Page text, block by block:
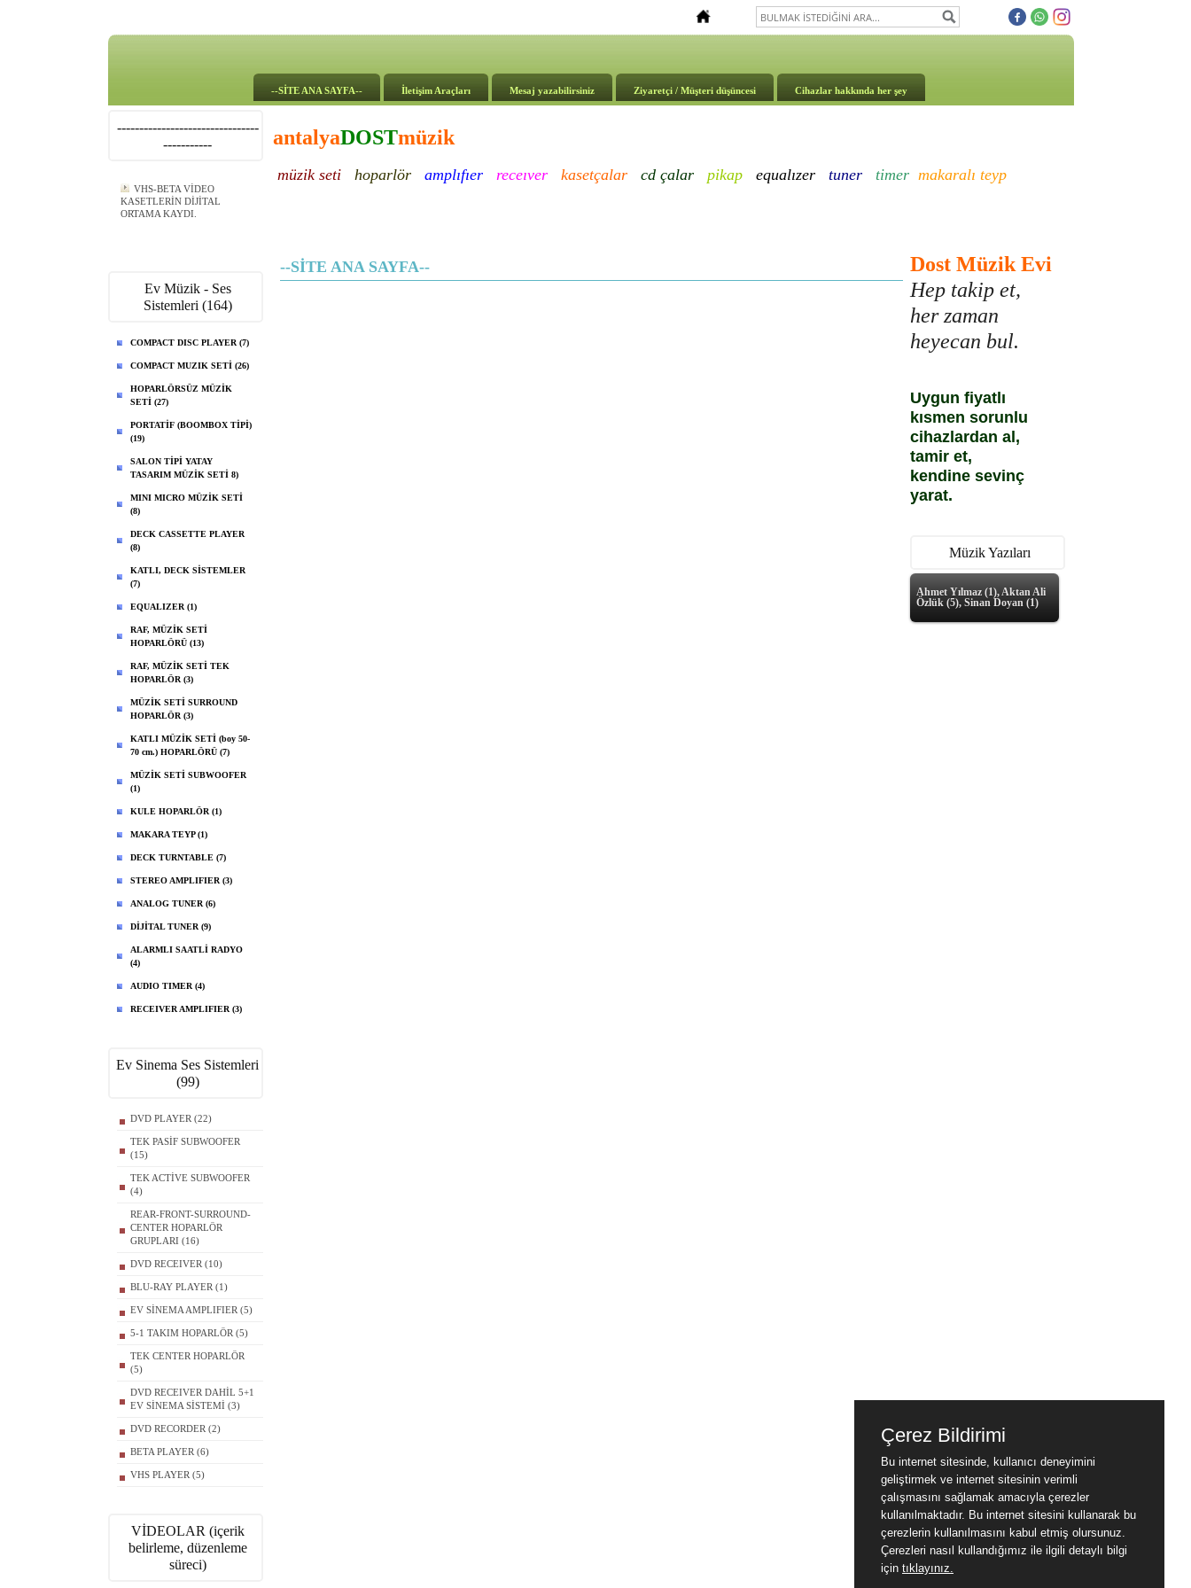
--SİTE ANA SAYFA-- İletişim Araçları Mesaj yazabilirsiniz Ziyaretçi / Müşteri düşüncesi Cihazlar hakkında her şey
--------------------------------
-----------
VHS-BETA VİDEO
KASETLERİN DİJİTAL
ORTAMA KAYDI.
Ev Müzik - Ses
Sistemleri (164)
COMPACT DISC PLAYER (7)
COMPACT MUZIK SETİ (26)
HOPARLÖRSÜZ MÜZİK
SETİ (27)
PORTATİF (BOOMBOX TİPİ)
(19)
SALON TİPİ YATAY
TASARIM MÜZİK SETİ 8)
MINI MICRO MÜZİK SETİ
(8)
DECK CASSETTE PLAYER
(8)
KATLI, DECK SİSTEMLER
(7)
EQUALIZER (1)
RAF, MÜZİK SETİ
HOPARLÖRÜ (13)
RAF, MÜZİK SETİ TEK
HOPARLÖR (3)
MÜZİK SETİ SURROUND
HOPARLÖR (3)
KATLI MÜZİK SETİ (boy 50-
70 cm.) HOPARLÖRÜ (7)
MÜZİK SETİ SUBWOOFER
(1)
KULE HOPARLÖR (1)
MAKARA TEYP (1)
DECK TURNTABLE (7)
STEREO AMPLIFIER (3)
ANALOG TUNER (6)
DİJİTAL TUNER (9)
ALARMLI SAATLİ RADYO
(4)
AUDIO TIMER (4)
RECEIVER AMPLIFIER (3)
Ev Sinema Ses Sistemleri
(99)
DVD PLAYER (22)
TEK PASİF SUBWOOFER
(15)
TEK ACTİVE SUBWOOFER
(4)
REAR-FRONT-SURROUND-
CENTER HOPARLÖR
GRUPLARI (16)
DVD RECEIVER (10)
BLU-RAY PLAYER (1)
EV SİNEMA AMPLIFIER (5)
5-1 TAKIM HOPARLÖR (5)
TEK CENTER HOPARLÖR
(5)
DVD RECEIVER DAHİL 5+1
EV SİNEMA SİSTEMİ (3)
DVD RECORDER (2)
BETA PLAYER (6)
VHS PLAYER (5)
VİDEOLAR (içerik
belirleme, düzenleme
süreci)
antalyaDOSTmüzik
müzik seti hoparlör amplıfıer receıver kasetçalar cd çalar pikap equalızer tuner timer makaralı teyp
--SİTE ANA SAYFA--
Dost Müzik Evi
Hep takip et,
her zaman
heyecan bul.
Uygun fiyatlı
kısmen sorunlu
cihazlardan al,
tamir et,
kendine sevinç
yarat.
Müzik Yazıları
Ahmet Yılmaz (1), Aktan Ali
Özlük (5), Sinan Doyan (1)
Çerez Bildirimi
Bu internet sitesinde, kullanıcı deneyimini
geliştirmek ve internet sitesinin verimli
çalışmasını sağlamak amacıyla çerezler
kullanılmaktadır. Bu internet sitesini kullanarak bu
çerezlerin kullanılmasını kabul etmiş olursunuz.
Çerezleri nasıl kullandığımız ile ilgili detaylı bilgi
için tıklayınız.